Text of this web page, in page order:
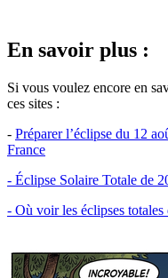
En savoir plus :
Si vous voulez encore en
ces sites :
- Préparer l’éclipse du 12
France
- Éclipse Solaire Totale de
- Où voir les éclipses